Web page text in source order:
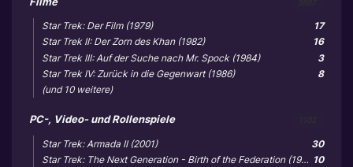
17
Star Trek: Der Film (1979)
16
Star Trek II: Der Zorn des Khan (1982)
3
Star Trek III: Auf der Suche nach Mr. Spock (1984)
8
Star Trek IV: Zurück in die Gegenwart (1986)
(und 10 weitere)
PC-, Video- und Rollenspiele
30
Star Trek: Armada II (2001)
10
Star Trek: The Next Generation - Birth of the Federation (1999)